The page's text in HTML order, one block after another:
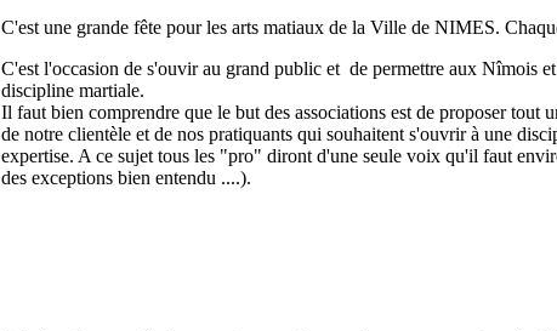
C'est une grande fête pour les arts matiaux de la Ville de NIMES.
C'est l'occasion de s'ouvir au grand public et de permettre aux Nîmois
discipline martiale.
Il faut bien comprendre que le but des associations est de proposer tout
de notre clientèle et de nos pratiquants qui souhaitent s'ouvrir à une
expertise. A ce sujet tous les "pro" diront d'une seule voix qu'il faut
des exceptions bien entendu ....).